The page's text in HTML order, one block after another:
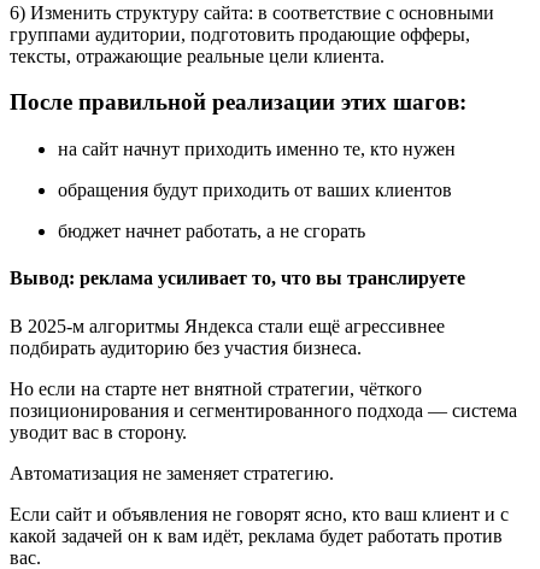
6) Изменить структуру сайта: в соответствие с основными
группами аудитории, подготовить продающие офферы,
тексты, отражающие реальные цели клиента.
После правильной реализации этих шагов:
на сайт начнут приходить именно те, кто нужен
обращения будут приходить от ваших клиентов
бюджет начнет работать, а не сгорать
Вывод: реклама усиливает то, что вы транслируете
В 2025‑м алгоритмы Яндекса стали ещё агрессивнее
подбирать аудиторию без участия бизнеса.
Но если на старте нет внятной стратегии, чёткого
позиционирования и сегментированного подхода — система
уводит вас в сторону.
Автоматизация не заменяет стратегию.
Если сайт и объявления не говорят ясно, кто ваш клиент и с
какой задачей он к вам идёт, реклама будет работать против
вас.